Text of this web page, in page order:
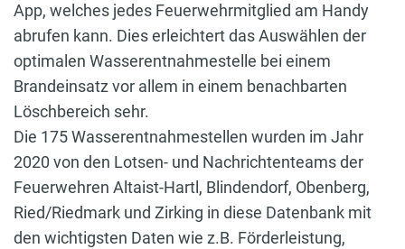
App, welches jedes Feuerwehrmitglied am Handy
abrufen kann. Dies erleichtert das Auswählen der
optimalen Wasserentnahmestelle bei einem
Brandeinsatz vor allem in einem benachbarten
Löschbereich sehr.
Die 175 Wasserentnahmestellen wurden im Jahr
2020 von den Lotsen- und Nachrichtenteams der
Feuerwehren Altaist-Hartl, Blindendorf, Obenberg,
Ried/Riedmark und Zirking in diese Datenbank mit
den wichtigsten Daten wie z.B. Förderleistung,